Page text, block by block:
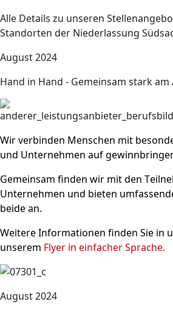
Alle Details zu unseren
Standorten der Niederlassung
August 2024
Hand in Hand - Gemeinsam stark
Wir verbinden Menschen mit
und Unternehmen auf
Gemeinsam finden wir mit den
Unternehmen und bieten
beide an.
Weitere Informationen finden Sie in
unserem Flyer in einfacher Sprache.
August 2024